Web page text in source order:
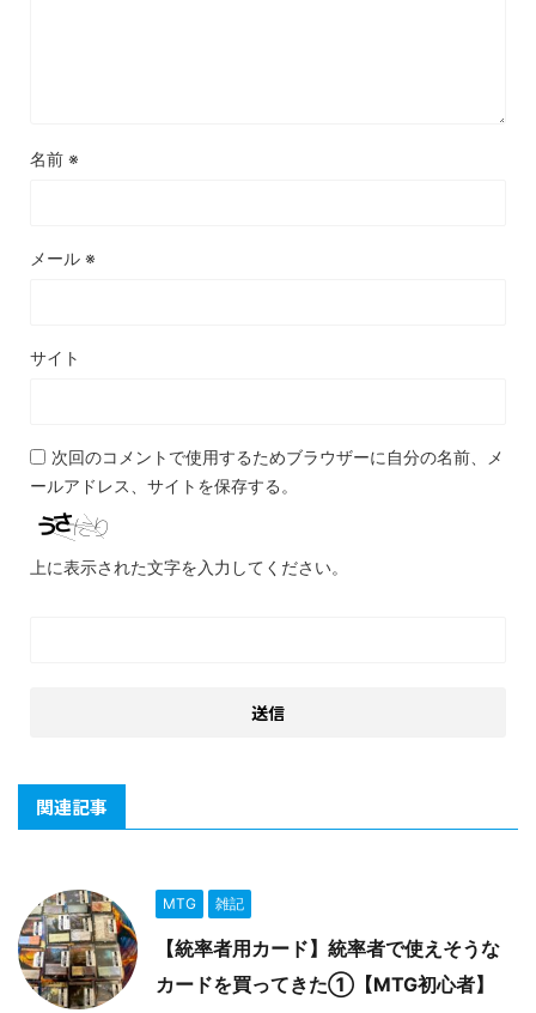
名前 ※
メール ※
サイト
次回のコメントで使用するためブラウザーに自分の名前、メ
ールアドレス、サイトを保存する。
上に表示された文字を入力してください。
関連記事
MTG 雑記
【統率者用カード】統率者で使えそうな
カードを買ってきた①【MTG初心者】